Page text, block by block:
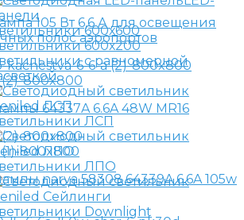
600х600
600х200
с равномерной
ЛСП
ЛПО
Downlight
105 Вт 6,6 А для освещения
полос аэропортов
64337A 6.6A 48W MR16
narva 58308 64339A 6.6A 105w